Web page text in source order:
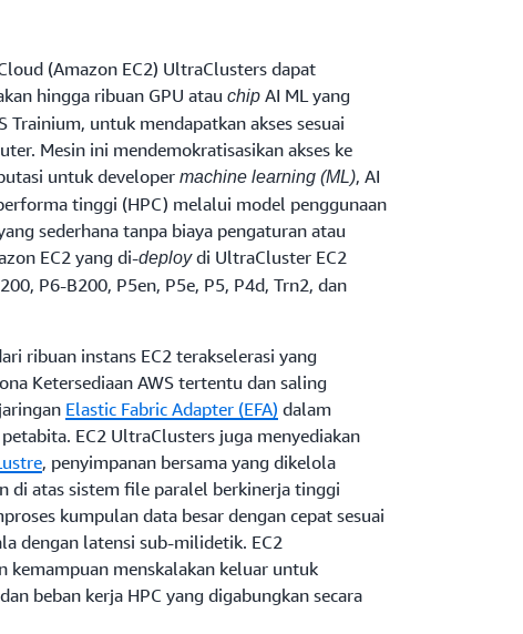
(Amazon EC2) UltraClusters dapat
hingga ribuan GPU atau chip AI ML yang
Trainium, untuk mendapatkan akses sesuai
Mesin ini mendemokratisasikan akses ke
untuk developer machine learning (ML), AI
tinggi (HPC) melalui model penggunaan
sederhana tanpa biaya pengaturan atau
EC2 yang di-deploydi UltraCluster EC2
P6-B200, P5en, P5e, P5, P4d, Trn2, dan
ribuan instans EC2 terakselerasi yang
Ketersediaan AWS tertentu dan saling
Elastic Fabric Adapter (EFA) dalam
EC2 UltraClusters juga menyediakan
, penyimpanan bersama yang dikelola
di atas sistem file paralel berkinerja tinggi
kumpulan data besar dengan cepat sesuai
dengan latensi sub-milidetik. EC2
kemampuan menskalakan keluar untuk
beban kerja HPC yang digabungkan secara